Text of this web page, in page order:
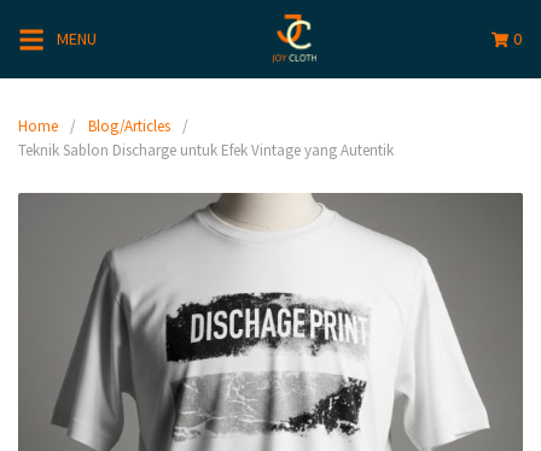
MENU 0
Home
Blog/Articles
Teknik Sablon Discharge untuk Efek Vintage yang Autentik